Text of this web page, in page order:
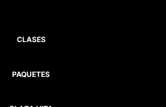
CLASES
PAQUETES